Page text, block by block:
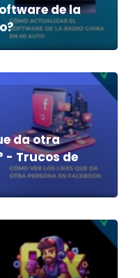
de la
da otra
- Trucos de